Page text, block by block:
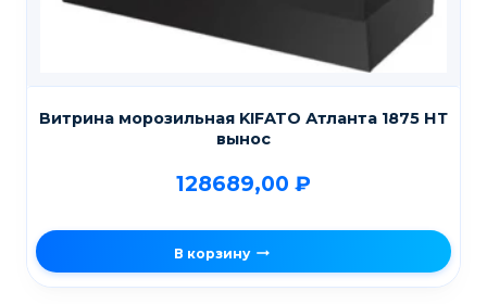
Витрина морозильная KIFATO Атланта 1875 НТ
вынос
128689,00 ₽
В корзину